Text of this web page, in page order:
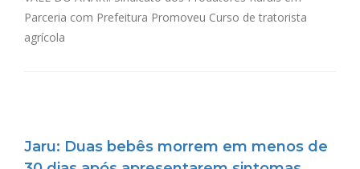
Parceria com Prefeitura Promoveu Curso de tratorista
agrícola
Jaru: Duas bebês morrem em menos de